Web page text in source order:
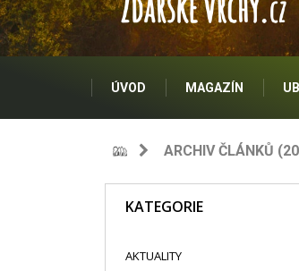
ÚVOD MAGAZÍN
ARCHIV ČLÁNKŮ
KATEGORIE
AKTUALITY